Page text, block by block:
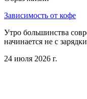
Зависимость от кофе
Утро большинства
начинается не с
24 июля 2026 г.